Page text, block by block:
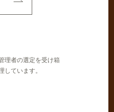
理者の選定を受け箱
しています。